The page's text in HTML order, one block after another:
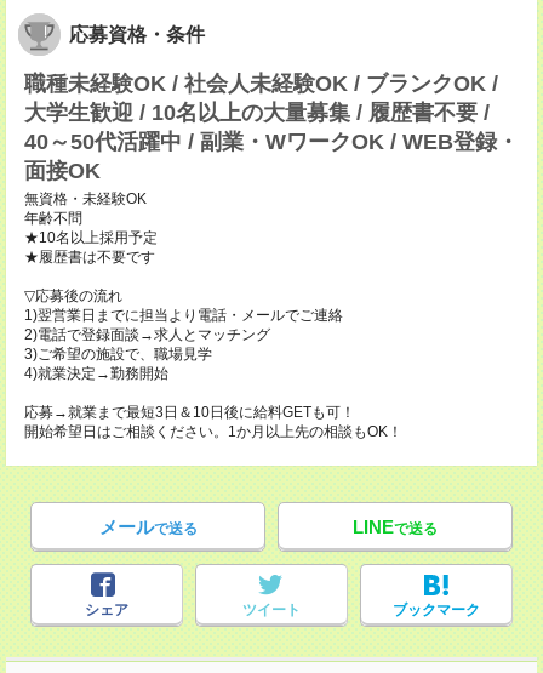
応募資格・条件
職種未経験OK / 社会人未経験OK / ブランクOK /
大学生歓迎 / 10名以上の大量募集 / 履歴書不要 /
40～50代活躍中 / 副業・WワークOK / WEB登録・
面接OK
無資格・未経験OK
年齢不問
★10名以上採用予定
★履歴書は不要です
▽応募後の流れ
1)翌営業日までに担当より電話・メールでご連絡
2)電話で登録面談→求人とマッチング
3)ご希望の施設で、職場見学
4)就業決定→勤務開始
応募→就業まで最短3日＆10日後に給料GETも可！
開始希望日はご相談ください。1か月以上先の相談もOK！
メールで送る LINEで送る
シェア ツイート ブックマーク